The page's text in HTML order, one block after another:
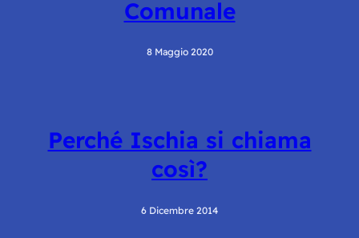
Comunale
8 Maggio 2020
Perché Ischia si chiama
così?
6 Dicembre 2014